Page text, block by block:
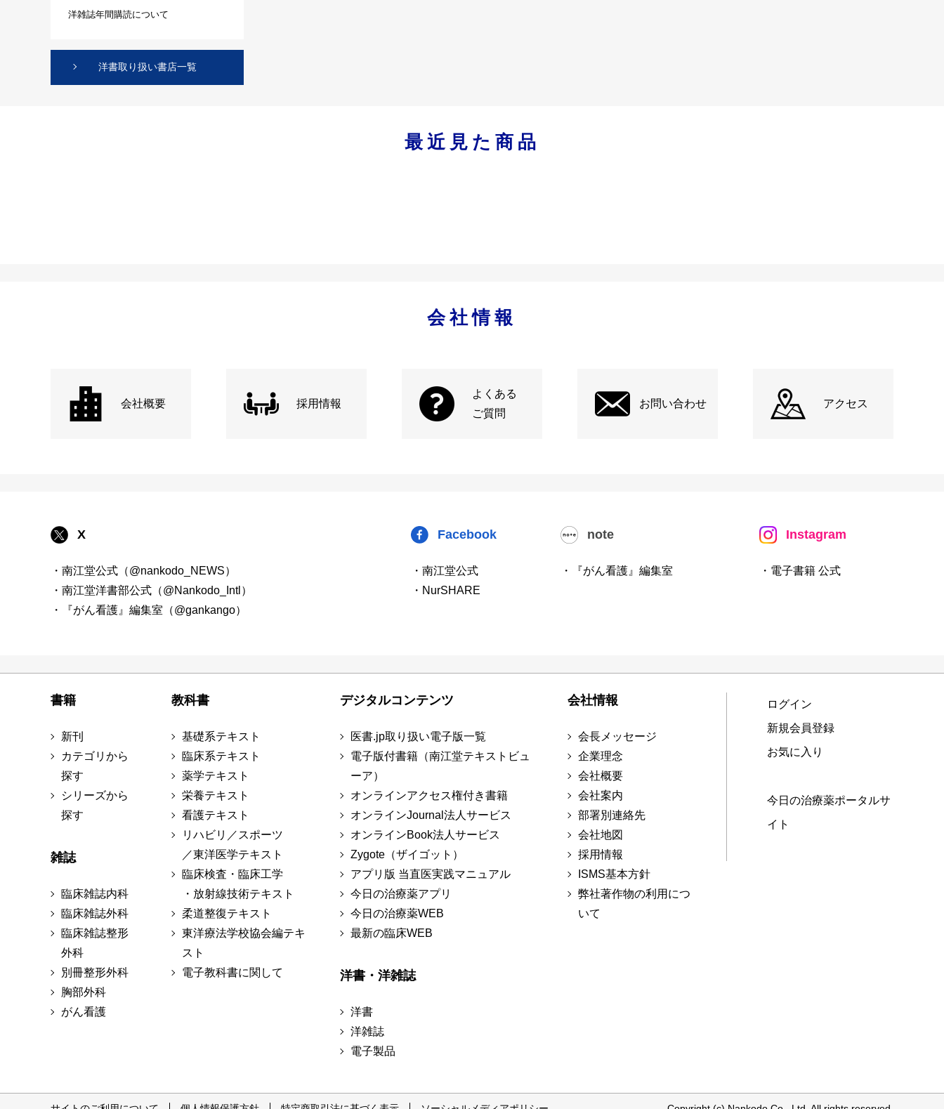
洋雑誌年間購読について
洋書取り扱い書店一覧
最近見た商品
会社情報
会社概要 採用情報
よくある
ご質問
お問い合わせ アクセス
X
・南江堂公式（@nankodo_NEWS）
・南江堂洋書部公式（@Nankodo_Intl）
・『がん看護』編集室（@gankango）
Facebook
・南江堂公式
・NurSHARE
note
・『がん看護』編集室
Instagram
・電子書籍 公式
書籍
新刊
カテゴリから
探す
シリーズから
探す
雑誌
臨床雑誌内科
臨床雑誌外科
臨床雑誌整形
外科
別冊整形外科
胸部外科
がん看護
教科書
基礎系テキスト
臨床系テキスト
薬学テキスト
栄養テキスト
看護テキスト
リハビリ／スポーツ
／東洋医学テキスト
臨床検査・臨床工学
・放射線技術テキスト
柔道整復テキスト
東洋療法学校協会編テキ
スト
電子教科書に関して
デジタルコンテンツ
医書.jp取り扱い電子版一覧
電子版付書籍（南江堂テキストビュ
ーア）
オンラインアクセス権付き書籍
オンラインJournal法人サービス
オンラインBook法人サービス
Zygote（ザイゴット）
アプリ版 当直医実践マニュアル
今日の治療薬アプリ
今日の治療薬WEB
最新の臨床WEB
洋書・洋雑誌
洋書
洋雑誌
電子製品
会社情報
会長メッセージ
企業理念
会社概要
会社案内
部署別連絡先
会社地図
採用情報
ISMS基本方針
弊社著作物の利用につ
いて
ログイン
新規会員登録
お気に入り
今日の治療薬ポータルサ
イト